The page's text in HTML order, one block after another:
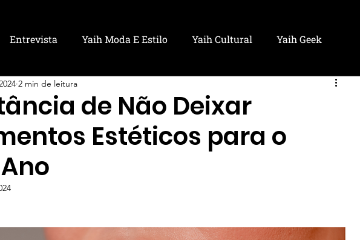
Entrevista Yaih Moda E Estilo Yaih Cultural Yaih Geek
Yaih Educação
Yaih Utilidades Yaih Ambiental Yaih Reflexões
Oferecimento Óptica PARIS Oferecimento DANIEL ZIELKE TURISMO
de Não Deixar
Estéticos para o
2 min de leitura